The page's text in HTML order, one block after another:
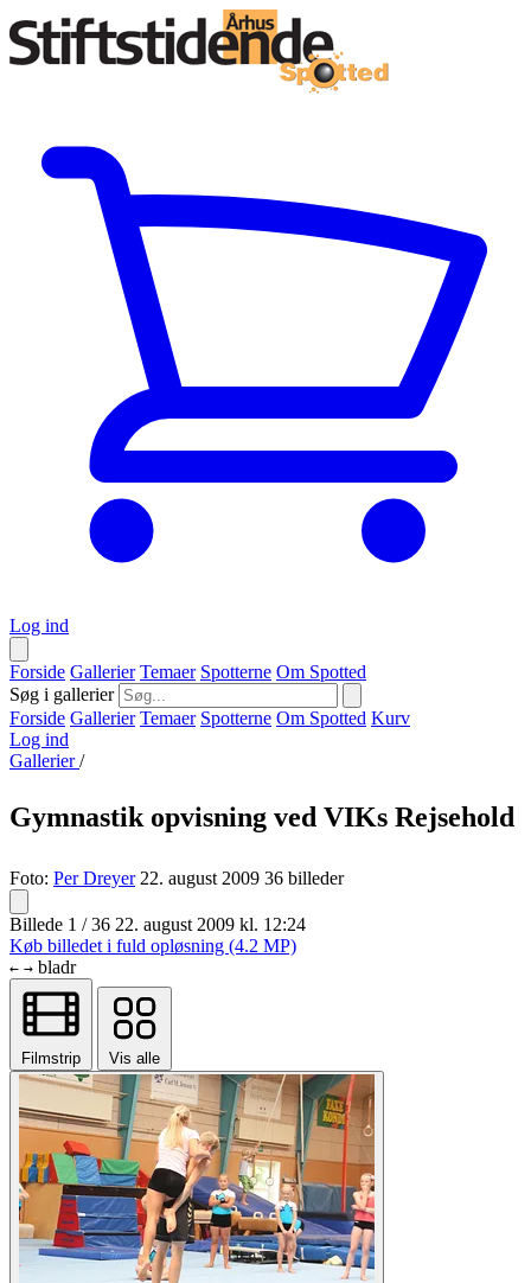
Log ind
Forside Gallerier Temaer Spotterne Om Spotted
Søg i gallerier
Forside Gallerier Temaer Spotterne Om Spotted Kurv
Log ind
Gallerier/
Gymnastik opvisning ved VIKs Rejsehold
Foto: Per Dreyer 22. august 2009 36 billeder
Billede 1 / 36 22. august 2009 kl. 12:24
Køb billedet i fuld opløsning (4.2 MP)
← → bladr
Filmstrip Vis alle